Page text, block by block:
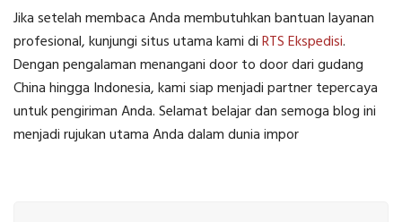
Jika setelah membaca Anda membutuhkan bantuan layanan
profesional, kunjungi situs utama kami diRTS Ekspedisi.
Dengan pengalaman menangani door to door dari gudang
China hingga Indonesia, kami siap menjadi partner tepercaya
untuk pengiriman Anda. Selamat belajar dan semoga blog ini
menjadi rujukan utama Anda dalam dunia impor